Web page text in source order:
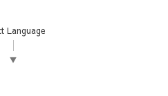
Language
▼